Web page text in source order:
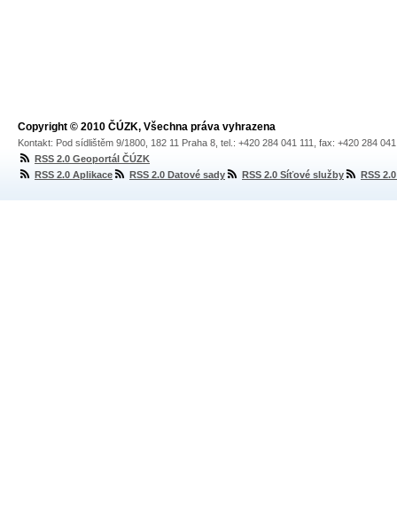
Copyright © 2010 ČÚZK, Všechna práva vyhrazena
Kontakt: Pod sídlištěm 9/1800, 182 11 Praha 8, tel.: +420 284 041 111, fax: +420 284
RSS 2.0 Geoportál ČÚZK
RSS 2.0 Aplikace
RSS 2.0 Datové sady RSS 2.0 Síťové služby RSS